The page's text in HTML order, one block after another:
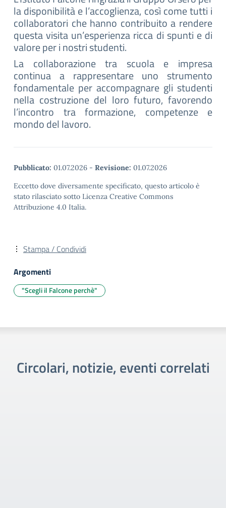
la disponibilità e l’accoglienza, così come tutti i
collaboratori che hanno contribuito a rendere
questa visita un’esperienza ricca di spunti e di
valore per i nostri studenti.
La collaborazione tra scuola e impresa
continua a rappresentare uno strumento
fondamentale per accompagnare gli studenti
nella costruzione del loro futuro, favorendo
l’incontro tra formazione, competenze e
mondo del lavoro.
Pubblicato: 01.07.2026 - Revisione: 01.07.2026
Eccetto dove diversamente specificato, questo articolo è
stato rilasciato sotto Licenza Creative Commons
Attribuzione 4.0 Italia.
Stampa / Condividi
Argomenti
"Scegli il Falcone perchè"
Circolari, notizie, eventi correlati